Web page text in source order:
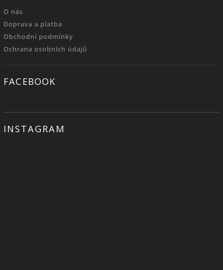
O nás
Doprava a platba
Obchodní podmínky
Ochrana osobních údajů
FACEBOOK
INSTAGRAM